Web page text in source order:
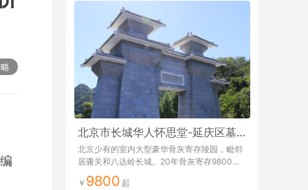
北京市长城华人怀思堂-延庆区墓地
北京少有的室内大型豪华骨灰寄存陵园，毗邻
居庸关和八达岭长城。20年骨灰寄存9800元
起。9800